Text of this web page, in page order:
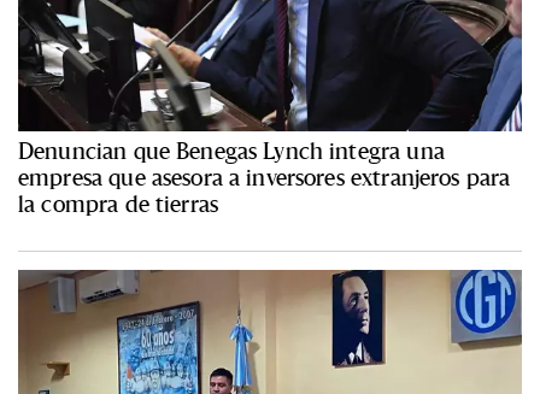
Denuncian que Benegas Lynch integra una
empresa que asesora a inversores extranjeros para
la compra de tierras